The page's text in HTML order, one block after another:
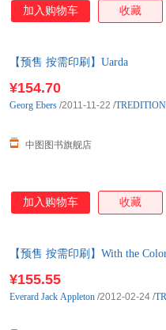
加入购物车 收藏
【预售 按需印刷】Uarda
¥154.70
中图图书旗舰店
Georg Ebers /2011-11-22 /
加入购物车 收藏
【预售 按需印刷】With the
¥155.55
Everard Jack Appleton /2012-02-24 /